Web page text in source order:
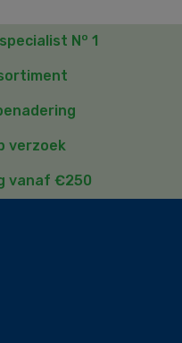
No 1
verzoek
vanaf €250